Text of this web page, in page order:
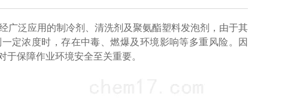
广泛应用的制冷剂、清洗剂及聚氨酯塑料发泡剂，由于其
定浓度时，存在中毒、燃爆及环境影响等多重风险。因
于保障作业环境安全至关重要。